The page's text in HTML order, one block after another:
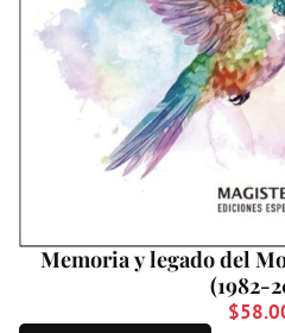
Memoria y legado del
(1982-
$